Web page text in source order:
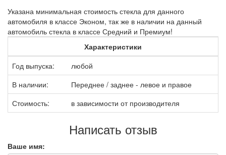
Указана минимальная стоимость стекла для данного
автомобиля в классе Эконом, так же в наличии на данный
автомобиль стекла в классе Средний и Премиум!
Характеристики
Год выпуска:
любой
В наличии:
Переднее / заднее - левое и правое
Стоимость:
в зависимости от производителя
Написать отзыв
Ваше имя: